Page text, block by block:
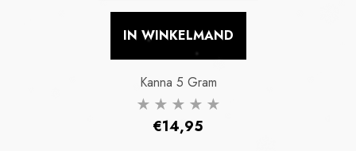
IN WINKELMAND
Kanna 5 Gram
Normale
€14,95